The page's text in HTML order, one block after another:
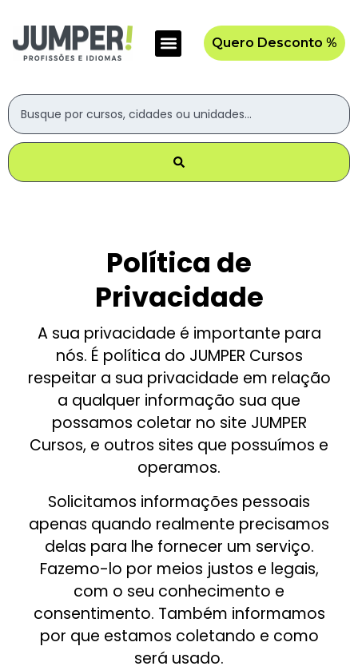
Quero Desconto %
Política de
Privacidade
A sua privacidade é importante para
nós. É política do JUMPER Cursos
respeitar a sua privacidade em relação
a qualquer informação sua que
possamos coletar no site JUMPER
Cursos, e outros sites que possuímos e
operamos.
Solicitamos informações pessoais
apenas quando realmente precisamos
delas para lhe fornecer um serviço.
Fazemo-lo por meios justos e legais,
com o seu conhecimento e
consentimento. Também informamos
por que estamos coletando e como
será usado.